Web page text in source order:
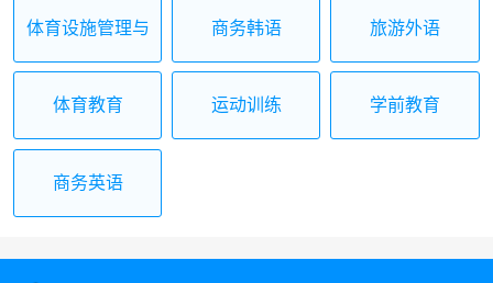
体育设施管理与
商务韩语 旅游外语
体育教育 运动训练 学前教育
商务英语